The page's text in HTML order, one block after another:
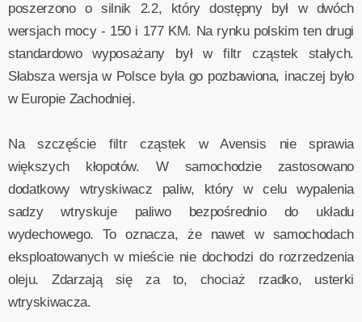
poszerzono o silnik 2.2, który dostępny był w dwóch
wersjach mocy - 150 i 177 KM. Na rynku polskim ten drugi
standardowo wyposażany był w filtr cząstek stałych.
Słabsza wersja w Polsce była go pozbawiona, inaczej było
w Europie Zachodniej.
Na szczęście filtr cząstek w Avensis nie sprawia
większych kłopotów. W samochodzie zastosowano
dodatkowy wtryskiwacz paliw, który w celu wypalenia
sadzy wtryskuje paliwo bezpośrednio do układu
wydechowego. To oznacza, że nawet w samochodach
eksploatowanych w mieście nie dochodzi do rozrzedzenia
oleju. Zdarzają się za to, chociaż rzadko, usterki
wtryskiwacza.